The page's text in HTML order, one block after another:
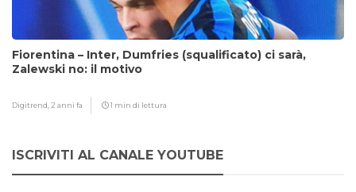
Fiorentina – Inter, Dumfries (squalificato) ci sarà,
Zalewski no: il motivo
Digitrend, 2 anni fa 1 min di lettura
ISCRIVITI AL CANALE YOUTUBE